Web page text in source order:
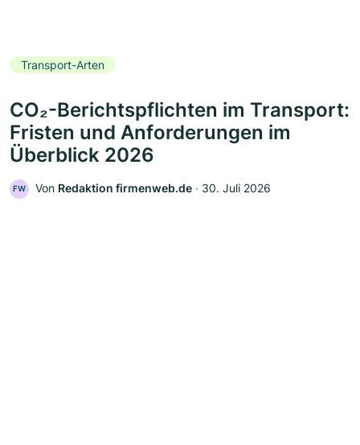
Transport-Arten
CO₂-Berichtspflichten im Transport:
Fristen und Anforderungen im
Überblick 2026
FW Von Redaktion firmenweb.de ‧ 30. Juli 2026